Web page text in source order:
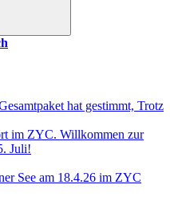
hat gestimmt, Trotz
im ZYC. Willkommen zur
Juli!
See am 18.4.26 im ZYC